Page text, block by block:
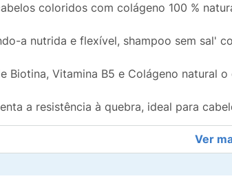
coloridos com colágeno 100 %
a nutrida e flexível, shampoo sem sal'
Biotina, Vitamina B5 e Colágeno natural
a resistência à quebra, ideal para
o cabelo mais danificado. Contém
que são absorvidos
Ver